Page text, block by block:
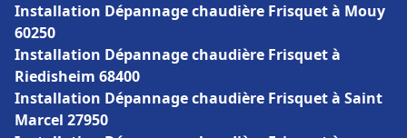
Installation Dépannage chaudière Frisquet à Mouy
60250
Installation Dépannage chaudière Frisquet à
Riedisheim 68400
Installation Dépannage chaudière Frisquet à Saint
Marcel 27950